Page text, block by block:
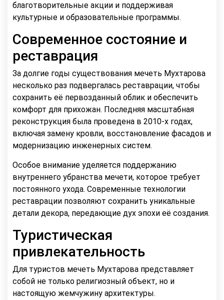
благотворительные акции и поддерживая
культурные и образовательные программы.
Современное состояние и
реставрация
За долгие годы существования мечеть Мухтарова
несколько раз подвергалась реставрации, чтобы
сохранить её первозданный облик и обеспечить
комфорт для прихожан. Последняя масштабная
реконструкция была проведена в 2010-х годах,
включая замену кровли, восстановление фасадов и
модернизацию инженерных систем.
Особое внимание уделяется поддержанию
внутреннего убранства мечети, которое требует
постоянного ухода. Современные технологии
реставрации позволяют сохранить уникальные
детали декора, передающие дух эпохи её создания.
Туристическая
привлекательность
Для туристов мечеть Мухтарова представляет
собой не только религиозный объект, но и
настоящую жемчужину архитектуры.